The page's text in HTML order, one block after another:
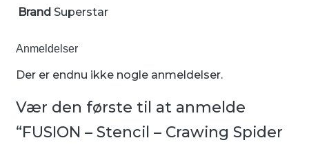
Brand Superstar
Anmeldelser
Der er endnu ikke nogle anmeldelser.
Vær den første til at anmelde
“FUSION – Stencil – Crawing Spider